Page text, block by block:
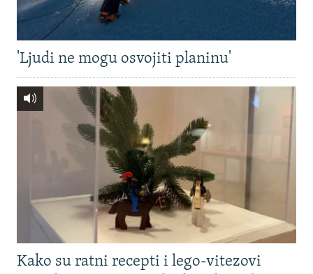
'Ljudi ne mogu osvojiti planinu'
Kako su ratni recepti i lego-vitezovi